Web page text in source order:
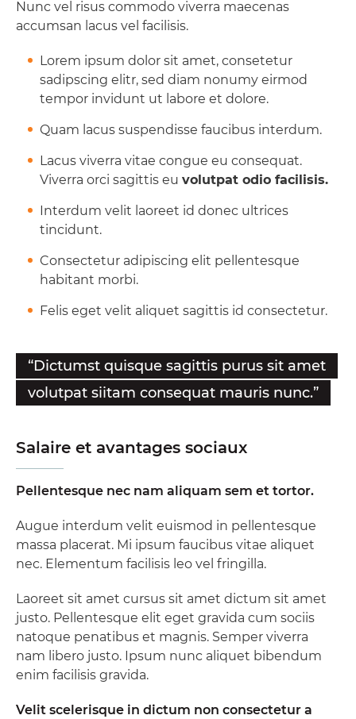
Nunc vel risus commodo viverra maecenas
accumsan lacus vel facilisis.
Lorem ipsum dolor sit amet, consetetur
sadipscing elitr, sed diam nonumy eirmod
tempor invidunt ut labore et dolore.
Quam lacus suspendisse faucibus interdum.
Lacus viverra vitae congue eu consequat.
Viverra orci sagittis eu volutpat odio facilisis.
Interdum velit laoreet id donec ultrices
tincidunt.
Consectetur adipiscing elit pellentesque
habitant morbi.
Felis eget velit aliquet sagittis id consectetur.
“Dictumst quisque sagittis purus sit amet
volutpat siitam consequat mauris nunc.”
Salaire et avantages sociaux
Pellentesque nec nam aliquam sem et tortor.
Augue interdum velit euismod in pellentesque
massa placerat. Mi ipsum faucibus vitae aliquet
nec. Elementum facilisis leo vel fringilla.
Laoreet sit amet cursus sit amet dictum sit amet
justo. Pellentesque elit eget gravida cum sociis
natoque penatibus et magnis. Semper viverra
nam libero justo. Ipsum nunc aliquet bibendum
enim facilisis gravida.
Velit scelerisque in dictum non consectetur a